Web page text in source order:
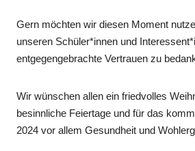
Gern möchten wir diesen Moment
unseren Schüler*innen und
entgegengebrachte Vertrauen zu
Wir wünschen allen ein friedvolles
besinnliche Feiertage und für das
2024 vor allem Gesundheit und